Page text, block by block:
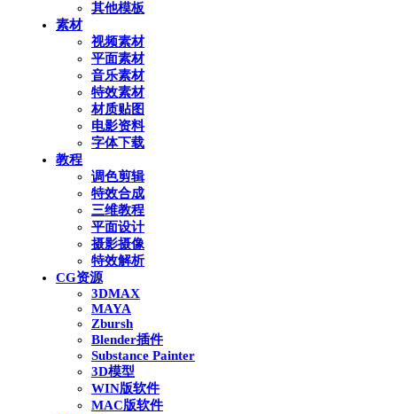
其他模板
素材
视频素材
平面素材
音乐素材
特效素材
材质贴图
电影资料
字体下载
教程
调色剪辑
特效合成
三维教程
平面设计
摄影摄像
特效解析
CG资源
3DMAX
MAYA
Zbursh
Blender插件
Substance Painter
3D模型
WIN版软件
MAC版软件